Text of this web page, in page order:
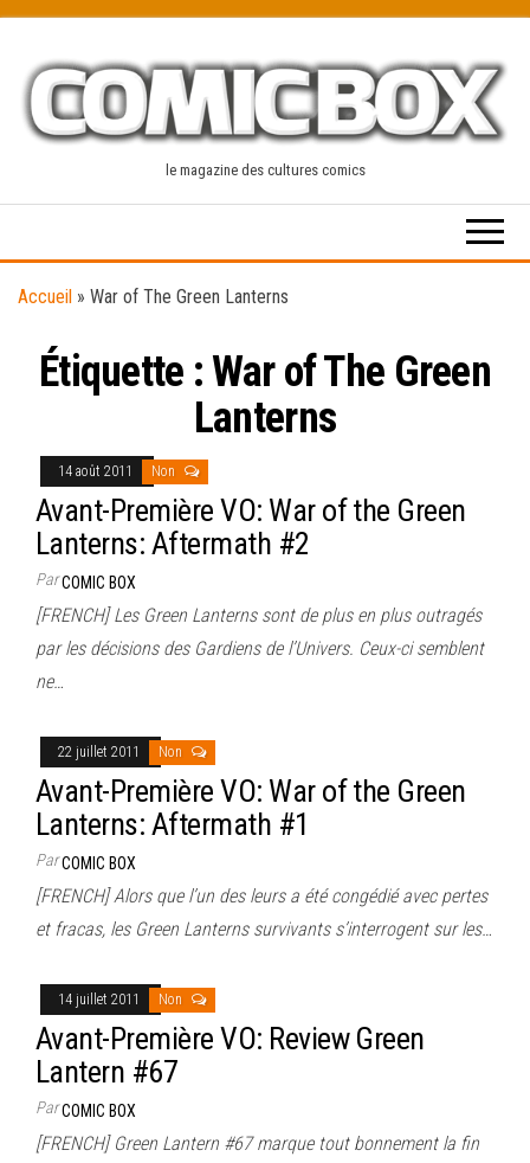
content
le magazine des cultures comics
Accueil » War of The Green Lanterns
Étiquette :War of The Green
Lanterns
14 août 2011 Non
Avant-Première VO: War of the Green
Lanterns: Aftermath #2
ParCOMIC BOX
[FRENCH] Les Green Lanterns sont de plus en plus outragés
par les décisions des Gardiens de l’Univers. Ceux-ci semblent
ne…
22 juillet 2011 Non
Avant-Première VO: War of the Green
Lanterns: Aftermath #1
ParCOMIC BOX
[FRENCH] Alors que l’un des leurs a été congédié avec pertes
et fracas, les Green Lanterns survivants s’interrogent sur les…
14 juillet 2011 Non
Avant-Première VO: Review Green
Lantern #67
ParCOMIC BOX
[FRENCH] Green Lantern #67 marque tout bonnement la fin